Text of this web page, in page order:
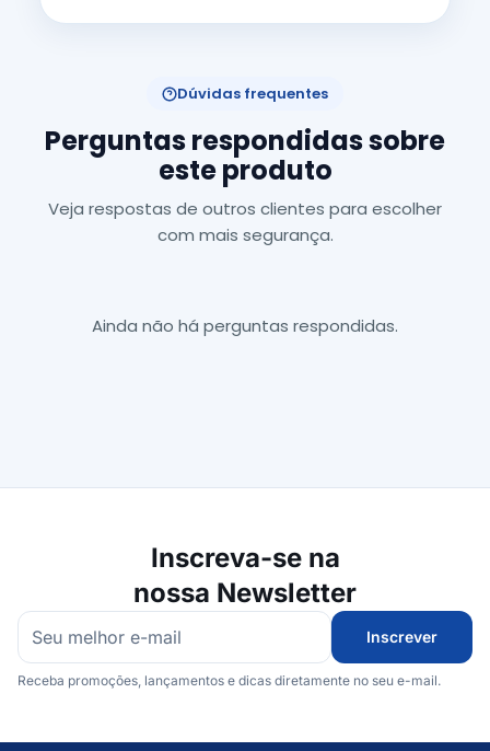
Dúvidas frequentes
Perguntas respondidas sobre
este produto
Veja respostas de outros clientes para escolher
com mais segurança.
Ainda não há perguntas respondidas.
Inscreva-se na
nossa Newsletter
Inscrever
Receba promoções, lançamentos e dicas diretamente no seu e-mail.